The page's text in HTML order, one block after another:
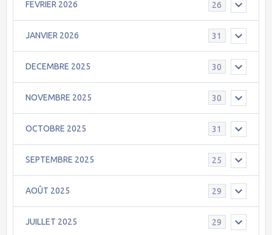
FEVRIER 2026 26
JANVIER 2026 31
DECEMBRE 2025 30
NOVEMBRE 2025 30
OCTOBRE 2025 31
SEPTEMBRE 2025 25
AOÛT 2025 29
JUILLET 2025 29